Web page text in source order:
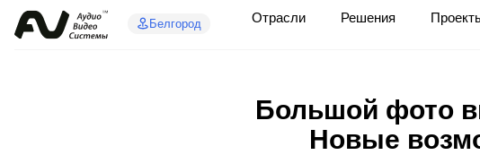
Белгород Отрасли Решения
Большой фото
Новые